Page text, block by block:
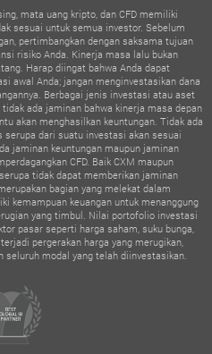
mata uang kripto, dan CFD memiliki
sesuai untuk semua investor. Sebelum
pertimbangkan dengan saksama tujuan
risiko Anda. Kinerja masa lalu bukan
Harap diingat bahwa Anda dapat
awal Anda; jangan menginvestasikan dana
Berbagai jenis investasi atau aset
ada jaminan bahwa kinerja masa depan
akan menghasilkan keuntungan. Tidak ada
dari suatu investasi akan sesuai
jaminan keuntungan maupun jaminan
CFD. Baik CXM maupun
tidak dapat memberikan jaminan
bagian yang melekat dalam
kemampuan keuangan untuk menanggung
yang timbul. Nilai portofolio investasi
pasar seperti harga saham, suku bunga,
pergerakan harga yang merugikan,
modal yang telah diinvestasikan.